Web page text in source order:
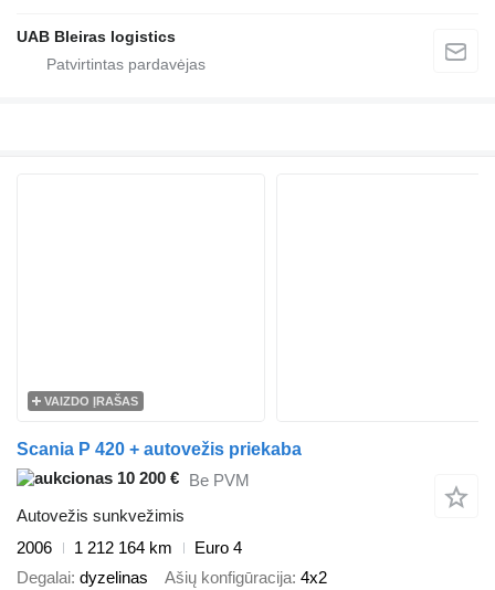
UAB Bleiras logistics
VAIZDO ĮRAŠAS
Scania P 420 + autovežis priekaba
10 200 € Be PVM
Autovežis sunkvežimis
2006
1 212 164 km
Euro 4
Degalai dyzelinas Ašių konfigūracija 4x2